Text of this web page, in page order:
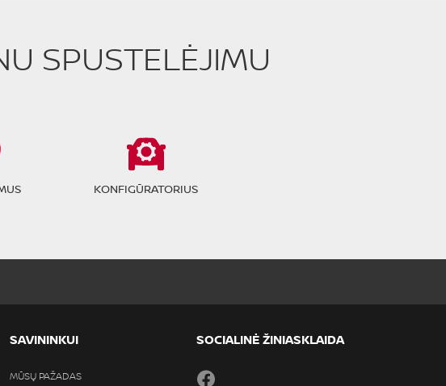
SPUSTELĖJIMU
KONFIGŪRATORIUS
SAVININKUI
MŪSŲ PAŽADAS
SOCIALINĖ ŽINIASKLAIDA